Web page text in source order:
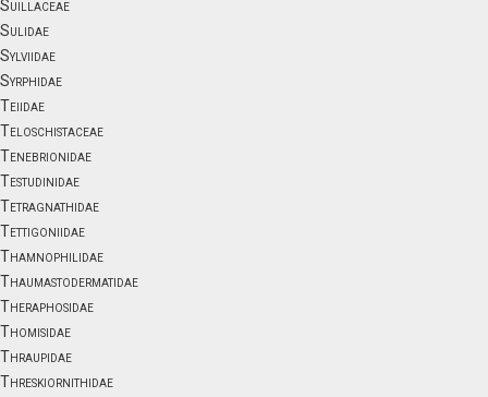
Suillaceae
Sulidae
Sylviidae
Syrphidae
Teiidae
Teloschistaceae
Tenebrionidae
Testudinidae
Tetragnathidae
Tettigoniidae
Thamnophilidae
Thaumastodermatidae
Theraphosidae
Thomisidae
Thraupidae
Threskiornithidae